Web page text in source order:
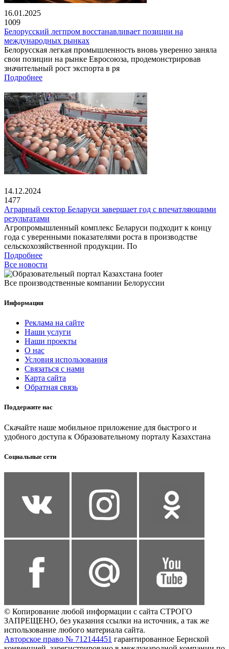
16.01.2025
1009
Белорусский легпром восстанавливает позиции на
международных рынках
Белорусская легкая промышленность вновь уверенно заняла
свои позиции на рынке Евросоюза, продемонстрировав
значительный рост экспорта в ря
Подробнее
14.12.2024
1477
Аграрный сектор Беларуси завершает год с впечатляющими
результатами
Агропромышленный комплекс Беларуси подходит к концу
года с уверенными показателями роста в производстве
сельскохозяйственной продукции. По
Подробнее
Все новости
Все производственные компании Белоруссии
Информация
Реклама на сайте
Наши услуги
Наши проекты
О нас
Условия использования
Связаться с нами
Карта сайта
Обратная связь
Поддержите нас
Скачайте наше мобильное приложение для быстрого и
удобного доступа к Образовательному порталу Казахстана
Социальные сети
© Копирование любой информации с сайта СТРОГО
ЗАПРЕЩЕНО, без указания ссылки на источник, а так же
использование любого материала сайта.
Авторское право № 712144451 гарантированное Бернской